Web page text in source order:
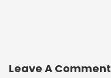
Leave A Comment